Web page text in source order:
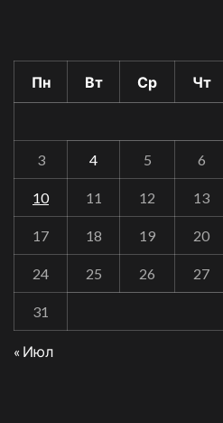
Пн Вт Ср Чт
3 4 5 6
10 11 12 13
17 18 19 20
24 25 26 27
31
« Июл